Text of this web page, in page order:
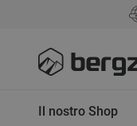
Il nostro Shop